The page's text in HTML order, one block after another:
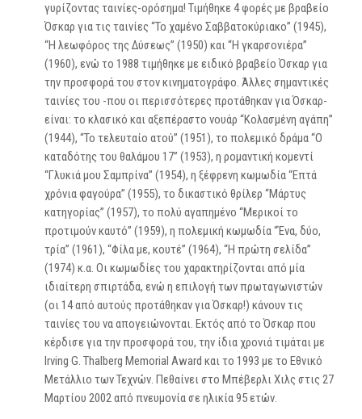
γυρίζοντας ταινίες-ορόσημα! Τιμήθηκε 4 φορές με βραβείο
Όσκαρ για τις ταινίες “Το χαμένο Σαββατοκύριακο” (1945),
“Η λεωφόρος της Δύσεως” (1950) και “Η γκαρσονιέρα”
(1960), ενώ το 1988 τιμήθηκε με ειδικό βραβείο Όσκαρ για
την προσφορά του στον κινηματογράφο. Άλλες σημαντικές
ταινίες του -που οι περισσότερες προτάθηκαν για Όσκαρ-
είναι: το κλασικό και αξεπέραστο νουάρ “Κολασμένη αγάπη”
(1944), “Το τελευταίο ατού” (1951), το πολεμικό δράμα “Ο
καταδότης του θαλάμου 17” (1953), η ρομαντική κομεντί
“Γλυκιά μου Σαμπρίνα” (1954), η ξέφρενη κωμωδία “Επτά
χρόνια φαγούρα” (1955), το δικαστικό θρίλερ “Μάρτυς
κατηγορίας” (1957), το πολύ αγαπημένο “Μερικοί το
προτιμούν καυτό” (1959), η πολεμική κωμωδία “Ένα, δύο,
τρία” (1961), “Φίλα με, κουτέ” (1964), “Η πρώτη σελίδα”
(1974) κ.α. Οι κωμωδίες του χαρακτηρίζονται από μία
ιδιαίτερη σπιρτάδα, ενώ η επιλογή των πρωταγωνιστών
(οι 14 από αυτούς προτάθηκαν για Όσκαρ!) κάνουν τις
ταινίες του να απογειώνονται. Εκτός από το Όσκαρ που
κέρδισε για την προσφορά του, την ίδια χρονιά τιμάται με
Irving G. Thalberg Memorial Award και το 1993 με το Εθνικό
Μετάλλιο των Τεχνών. Πεθαίνει στο Μπέβερλι Χιλς στις 27
Μαρτίου 2002 από πνευμονία σε ηλικία 95 ετών.